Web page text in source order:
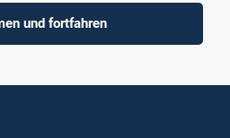
und fortfahren